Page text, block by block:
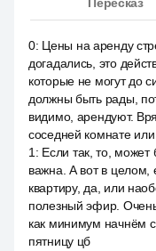
0: Цены на аренду
догадались, это
которые не могут до
должны быть рады,
видимо, арендуют.
соседней комнате или
1 : Если так, то,
важна. А вот в целом,
квартиру, да, или
полезный эфир.
как минимум начнём
пятницу цб